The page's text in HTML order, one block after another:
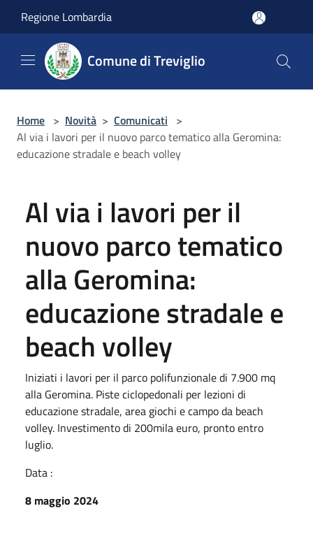
Regione Lombardia
Comune di Treviglio
Home > Novità > Comunicati >
Al via i lavori per il nuovo parco tematico alla Geromina:
educazione stradale e beach volley
Al via i lavori per il
nuovo parco tematico
alla Geromina:
educazione stradale e
beach volley
Iniziati i lavori per il parco polifunzionale di 7.900 mq
alla Geromina. Piste ciclopedonali per lezioni di
educazione stradale, area giochi e campo da beach
volley. Investimento di 200mila euro, pronto entro
luglio.
Data :
8 maggio 2024